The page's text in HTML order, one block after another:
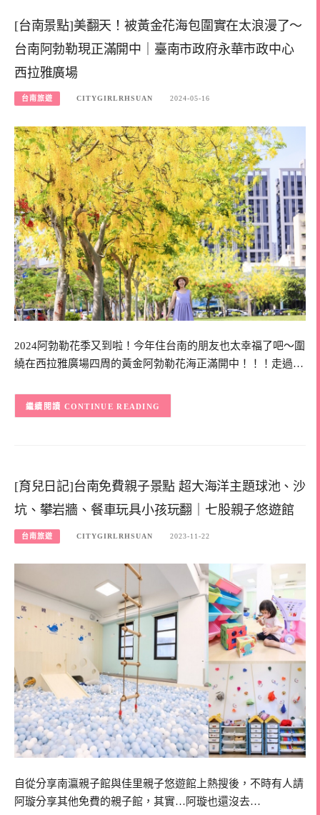
[台南景點]美翻天！被黃金花海包圍實在太浪漫了～
台南阿勃勒現正滿開中｜臺南市政府永華市政中心
西拉雅廣場
台南旅遊 CITYGIRLRHSUAN 2024-05-16
2024阿勃勒花季又到啦！今年住台南的朋友也太幸福了吧～圍
繞在西拉雅廣場四周的黃金阿勃勒花海正滿開中！！！走過…
CONTINUE READING
[育兒日記]台南免費親子景點 超大海洋主題球池、沙
坑、攀岩牆、餐車玩具小孩玩翻｜七股親子悠遊館
台南旅遊 CITYGIRLRHSUAN 2023-11-22
自從分享南瀛親子館與佳里親子悠遊館上熱搜後，不時有人請
阿璇分享其他免費的親子館，其實…阿璇也還沒去…